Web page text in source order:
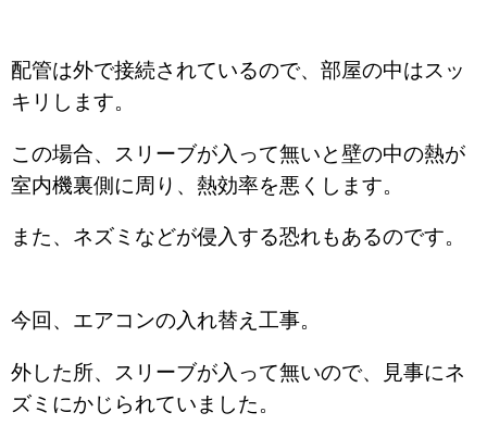
配管は外で接続されているので、部屋の中はスッ
キリします。
この場合、スリーブが入って無いと壁の中の熱が
室内機裏側に周り、熱効率を悪くします。
また、ネズミなどが侵入する恐れもあるのです。
今回、エアコンの入れ替え工事。
外した所、スリーブが入って無いので、見事にネ
ズミにかじられていました。